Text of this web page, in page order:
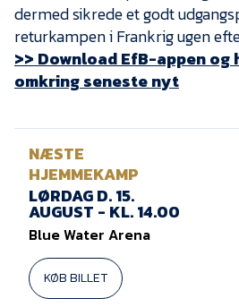
dermed sikrede et godt
returkampen i Frankrig ugen
>> Download EfB-appen
omkring seneste nyt
NÆSTE
HJEMMEKAMP
LØRDAG D. 15.
AUGUST - KL. 14.00
Blue Water Arena
KØB BILLET